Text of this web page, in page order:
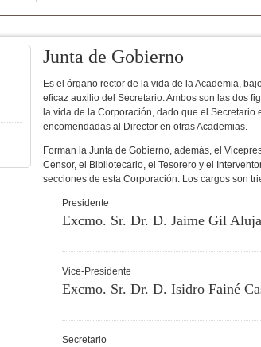
Junta de Gobierno
Es el órgano rector de la vida de la Academia,
eficaz auxilio del Secretario. Ambos son las dos
la vida de la Corporación, dado que el Secretario
encomendadas al Director en otras Academias.
Forman la Junta de Gobierno, además, el
Censor, el Bibliotecario, el Tesorero y el
secciones de esta Corporación. Los cargos son
Presidente
Excmo. Sr. Dr. D. Jaime Gil Aluja
Vice-Presidente
Excmo. Sr. Dr. D. Isidro Fainé
Secretario